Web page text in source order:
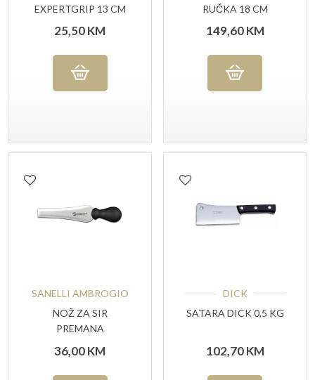
EXPERTGRIP 13 CM
PLAVA RUČKA
25,50KM
RUČKA 18 CM
149,60KM
SANELLI AMBROGIO
NOŽ ZA SIR
PREMANA
36,00KM
DICK
SATARA DICK 0,5 KG
102,70KM